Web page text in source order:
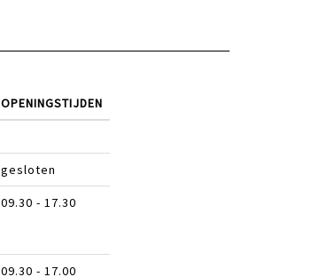
OPENINGSTIJDEN
gesloten
09.30 - 17.30
09.30 - 17.00